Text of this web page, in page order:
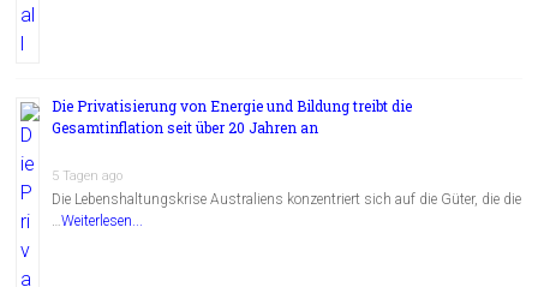
Die Privatisierung von Energie und Bildung treibt die
Gesamtinflation seit über 20 Jahren an
5 Tagen ago
Die Lebenshaltungskrise Australiens konzentriert sich auf die Güter, die die
…Weiterlesen...